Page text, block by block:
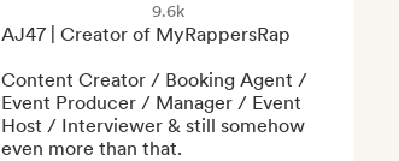
9.6k
AJ47 | Creator of MyRappersRap
Content Creator / Booking Agent /
Event Producer / Manager / Event
Host / Interviewer & still somehow
even more than that.